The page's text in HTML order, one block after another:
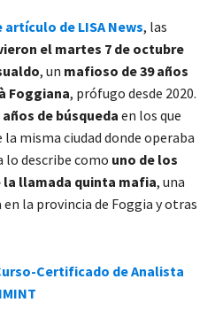
artículo de LISA News, las
el martes 7 de octubre
, un mafioso de 39 años
Foggiana, prófugo desde 2020.
de búsqueda en los que
misma ciudad donde operaba
lo describe como uno de los
llamada quinta mafia, una
la provincia de Foggia y otras
Certificado de Analista
IMINT